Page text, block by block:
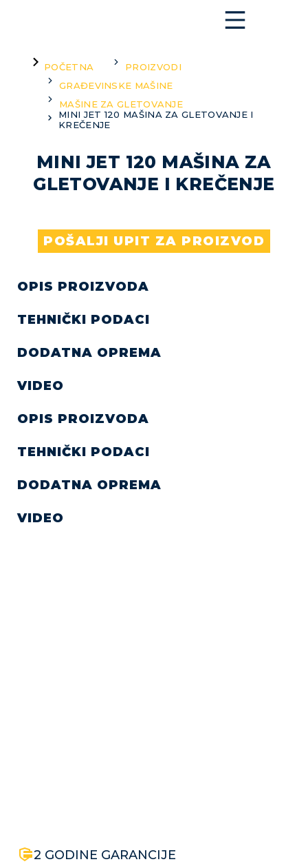
You are here:
POČETNA
PROIZVODI
GRAĐEVINSKE MAŠINE
MAŠINE ZA GLETOVANJE
MINI JET 120 MAŠINA ZA GLETOVANJE I
KREČENJE
MINI JET 120 MAŠINA ZA
GLETOVANJE I KREČENJE
POŠALJI UPIT ZA PROIZVOD
OPIS PROIZVODA
TEHNIČKI PODACI
DODATNA OPREMA
VIDEO
OPIS PROIZVODA
TEHNIČKI PODACI
DODATNA OPREMA
VIDEO
2 GODINE GARANCIJE